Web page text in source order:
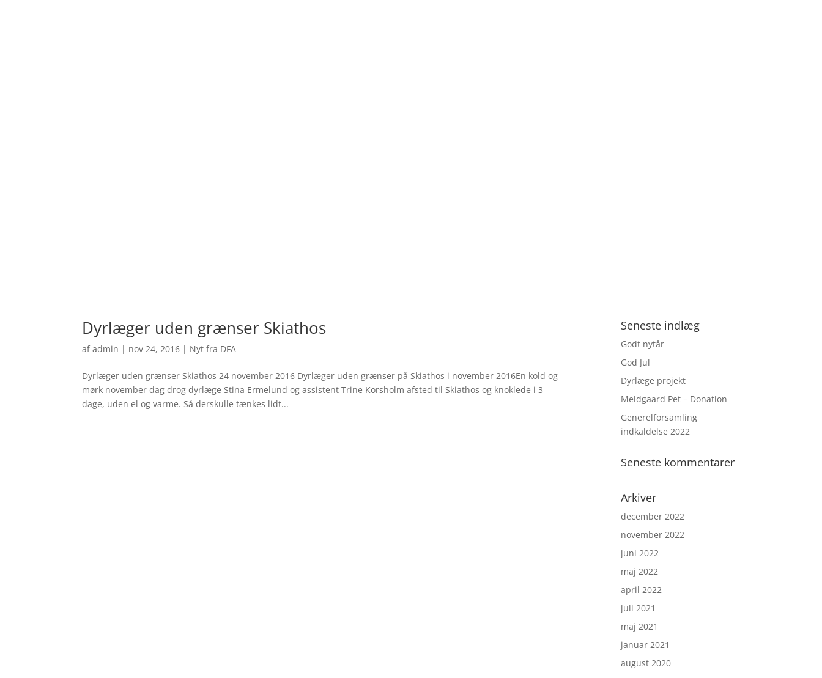
Dyrlæger uden grænser Skiathos
afadmin | nov 24, 2016 | Nyt fra DFA
Dyrlæger uden grænser Skiathos 24 november 2016 Dyrlæger uden grænser på Skiathos i november 2016En kold og
mørk november dag drog dyrlæge Stina Ermelund og assistent Trine Korsholm afsted til Skiathos og knoklede i 3
dage, uden el og varme. Så derskulle tænkes lidt...
Seneste indlæg
Godt nytår
God Jul
Dyrlæge projekt
Meldgaard Pet – Donation
Generelforsamling
indkaldelse 2022
Seneste kommentarer
Arkiver
december 2022
november 2022
juni 2022
maj 2022
april 2022
juli 2021
maj 2021
januar 2021
august 2020